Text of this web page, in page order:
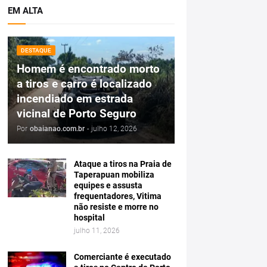
EM ALTA
DESTAQUE
Homem é encontrado morto
a tiros e carro é localizado
incendiado em estrada
vicinal de Porto Seguro
Por obaianao.com.br - julho 12, 2026
Ataque a tiros na Praia de
Taperapuan mobiliza
equipes e assusta
frequentadores, Vitima
não resiste e morre no
hospital
julho 11, 2026
Comerciante é executado